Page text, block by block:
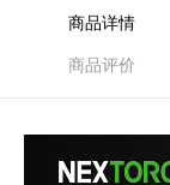
商品详情
商品评价